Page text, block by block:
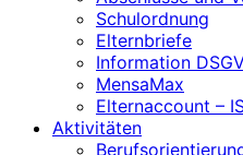
Schulordnung
Elternbriefe
Information
MensaMax
Elternaccount –
Aktivitäten